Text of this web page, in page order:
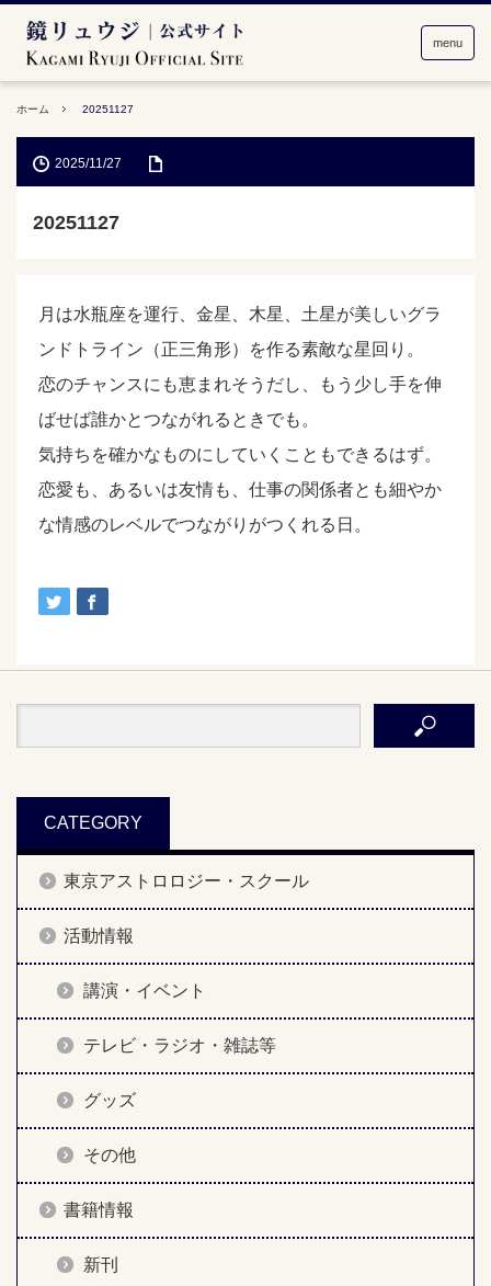
menu
ホーム 20251127
2025/11/27
20251127
月は水瓶座を運行、金星、木星、土星が美しいグラ
ンドトライン（正三角形）を作る素敵な星回り。
恋のチャンスにも恵まれそうだし、もう少し手を伸
ばせば誰かとつながれるときでも。
気持ちを確かなものにしていくこともできるはず。
恋愛も、あるいは友情も、仕事の関係者とも細やか
な情感のレベルでつながりがつくれる日。
CATEGORY
東京アストロロジー・スクール
活動情報
講演・イベント
テレビ・ラジオ・雑誌等
グッズ
その他
書籍情報
新刊